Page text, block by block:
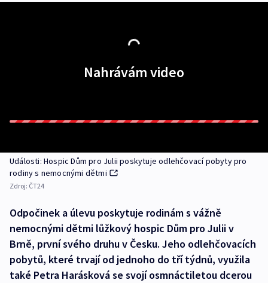
Nahrávám video
Události: Hospic Dům pro Julii poskytuje odlehčovací pobyty pro
rodiny s nemocnými dětmi
Zdroj: ČT24
Odpočinek a úlevu poskytuje rodinám s vážně
nemocnými dětmi lůžkový hospic Dům pro Julii v
Brně, první svého druhu v Česku. Jeho odlehčovacích
pobytů, které trvají od jednoho do tří týdnů, využila
také Petra Harásková se svojí osmnáctiletou dcerou